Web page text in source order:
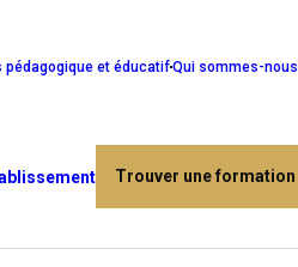
pédagogique et éducatifQui sommes-nous
Trouver une formation